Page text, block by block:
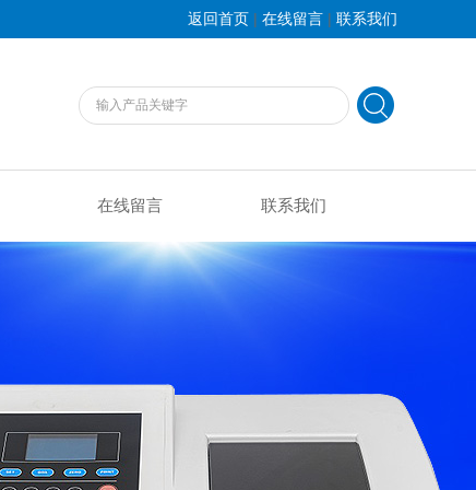
返回首页 | 在线留言 | 联系我们
在线留言 联系我们